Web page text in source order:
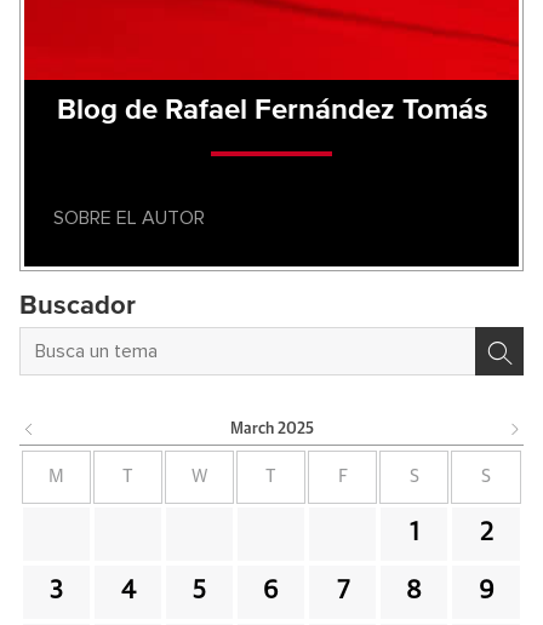
Blog de Rafael Fernández Tomás
SOBRE EL AUTOR
Buscador
March 2025
M W F S S
1 2
3 4 5 6 7 8 9